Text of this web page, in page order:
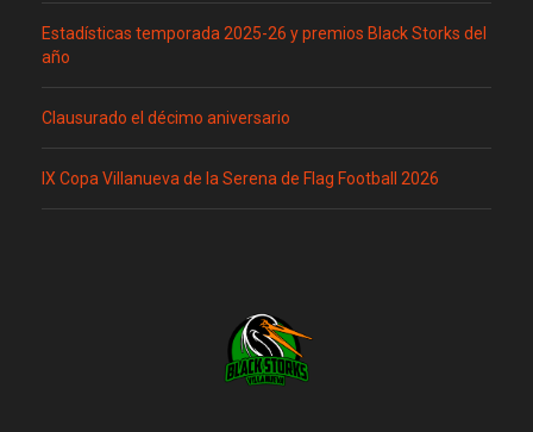
Estadísticas temporada 2025-26 y premios Black Storks del
año
Clausurado el décimo aniversario
IX Copa Villanueva de la Serena de Flag Football 2026